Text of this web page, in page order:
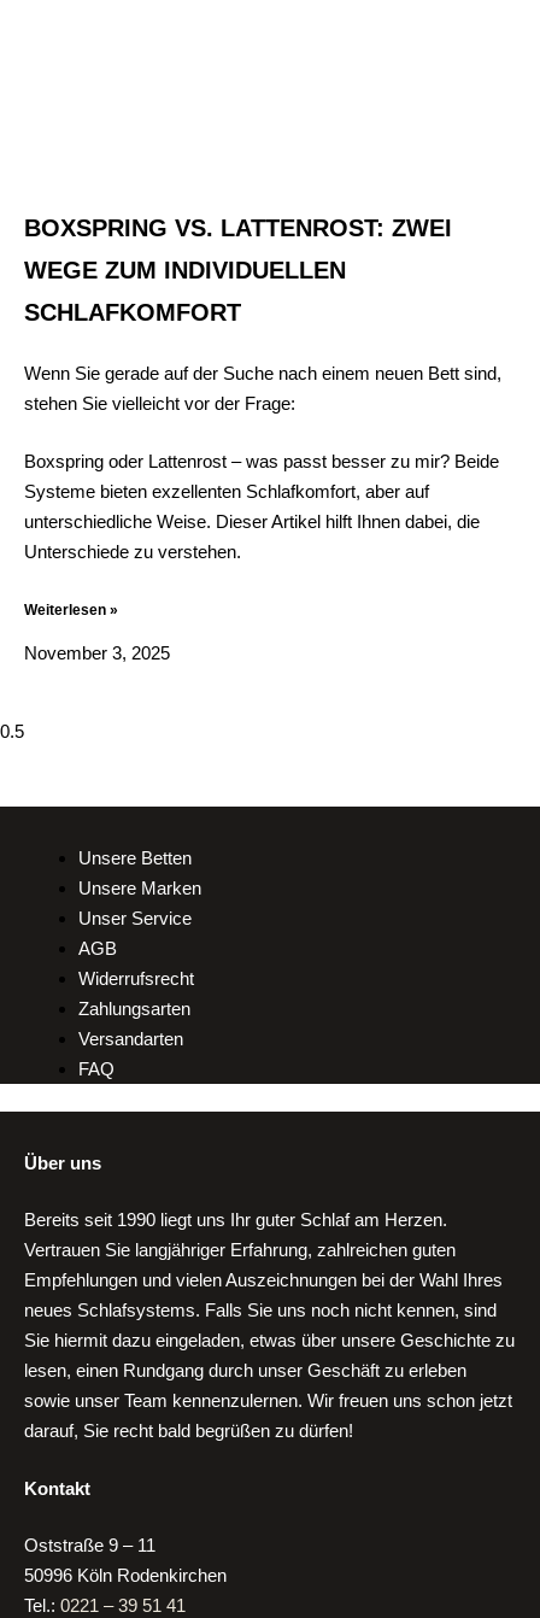
BOXSPRING VS. LATTENROST: ZWEI
WEGE ZUM INDIVIDUELLEN
SCHLAFKOMFORT
Wenn Sie gerade auf der Suche nach einem neuen Bett sind,
stehen Sie vielleicht vor der Frage:
Boxspring oder Lattenrost – was passt besser zu mir? Beide
Systeme bieten exzellenten Schlafkomfort, aber auf
unterschiedliche Weise. Dieser Artikel hilft Ihnen dabei, die
Unterschiede zu verstehen.
Weiterlesen »
November 3, 2025
Unsere Betten
Unsere Marken
Unser Service
AGB
Widerrufsrecht
Zahlungsarten
Versandarten
FAQ
Über uns
Bereits seit 1990 liegt uns Ihr guter Schlaf am Herzen.
Vertrauen Sie langjähriger Erfahrung, zahlreichen guten
Empfehlungen und vielen Auszeichnungen bei der Wahl Ihres
neues Schlafsystems. Falls Sie uns noch nicht kennen, sind
Sie hiermit dazu eingeladen, etwas über unsere Geschichte zu
lesen, einen Rundgang durch unser Geschäft zu erleben
sowie unser Team kennenzulernen. Wir freuen uns schon jetzt
darauf, Sie recht bald begrüßen zu dürfen!
Kontakt
Oststraße 9 – 11
50996 Köln Rodenkirchen
Tel.: 0221 – 39 51 41